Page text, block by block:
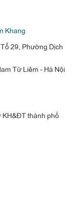
Khang
29, Phường Dịch
Từ Liêm - Hà Nội
KH&ĐT thành phố